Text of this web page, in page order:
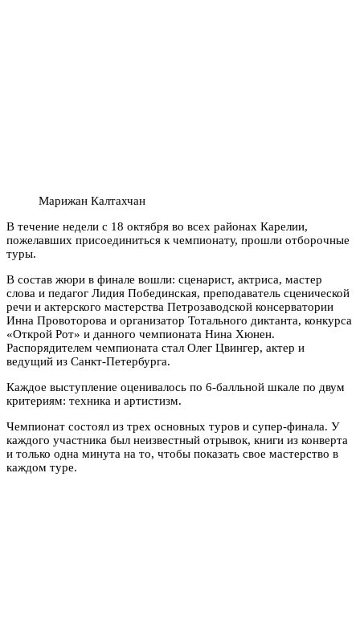
Марижан Калтахчан
В течение недели с 18 октября во всех районах Карелии,
пожелавших присоединиться к чемпионату, прошли отборочные
туры.
В состав жюри в финале вошли: сценарист, актриса, мастер
слова и педагог Лидия Побединская, преподаватель сценической
речи и актерского мастерства Петрозаводской консерватории
Инна Провоторова и организатор Тотального диктанта, конкурса
«Открой Рот» и данного чемпионата Нина Хюнен.
Распорядителем чемпионата стал Олег Цвингер, актер и
ведущий из Санкт-Петербурга.
Каждое выступление оценивалось по 6-балльной шкале по двум
критериям: техника и артистизм.
Чемпионат состоял из трех основных туров и супер-финала. У
каждого участника был неизвестный отрывок, книги из конверта
и только одна минута на то, чтобы показать свое мастерство в
каждом туре.